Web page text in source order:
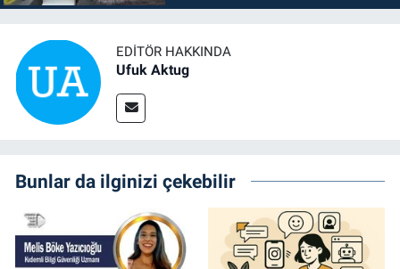
EDITÖR HAKKINDA
Ufuk Aktug
Bunlar da ilginizi çekebilir